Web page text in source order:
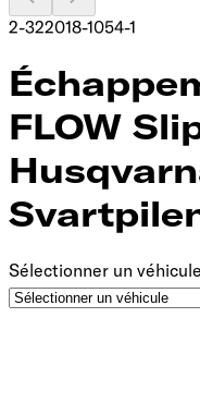
2-322018-1054-1
FLOW
Sélectionner un